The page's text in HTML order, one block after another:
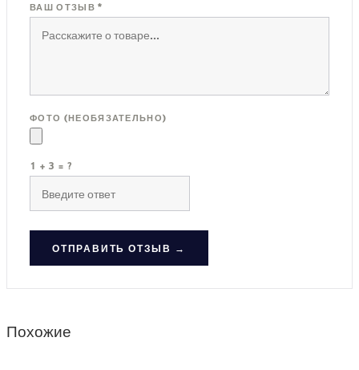
ВАШ ОТЗЫВ *
ФОТО (НЕОБЯЗАТЕЛЬНО)
1 + 3 = ?
ОТПРАВИТЬ ОТЗЫВ →
Похожие